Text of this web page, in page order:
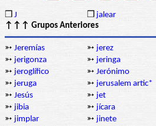
❒ J ❒ jalear
↑↑↑ Grupos Anteriores
➳ Jeremías ➳ jerez
➳ jerigonza ➳ jeringa
➳ jeroglífico ➳ Jerónimo
➳ jeruga ➳ jerusalem artic*
➳ Jesús ➳ jet
➳ jibia ➳ jícara
➳ jimplar ➳ jinete